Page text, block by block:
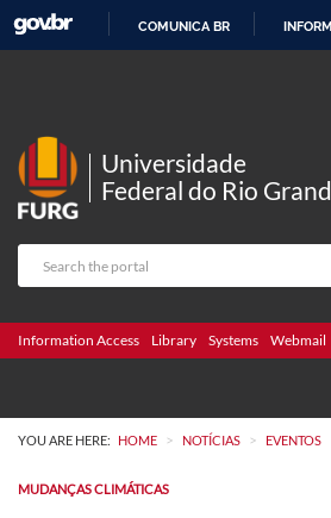
COMUNICA BR
Universidade
Federal do Rio
Information Access Library Systems Webmail
YOU ARE HERE: HOME > NOTÍCIAS > EVENTOS
MUDANÇAS CLIMÁTICAS